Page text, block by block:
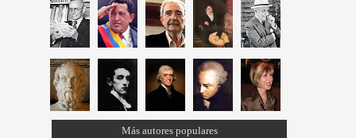
Más autores populares